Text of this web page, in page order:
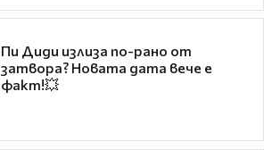
Пи Диди излиза по-рано от
затвора? Новата дата вече е
факт!💥